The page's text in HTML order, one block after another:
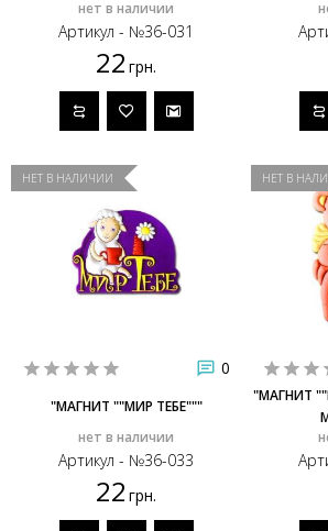
нет в наличии
Артикул - №36-031
22 грн.
НЕТ В НАЛИЧИИ
0
"МАГНИТ ""МИР ТЕБЕ"""
нет в наличии
Артикул - №36-033
22 грн.
НЕТ В
"МАГНИТ